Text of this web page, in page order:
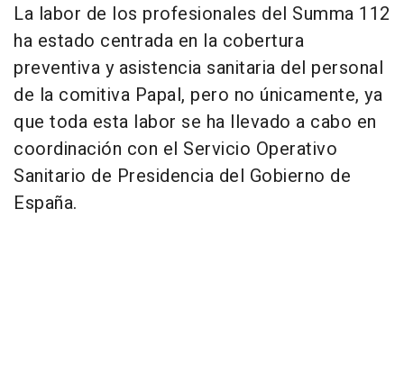
La labor de los profesionales del Summa 112
ha estado centrada en la cobertura
preventiva y asistencia sanitaria del personal
de la comitiva Papal, pero no únicamente, ya
que toda esta labor se ha llevado a cabo en
coordinación con el Servicio Operativo
Sanitario de Presidencia del Gobierno de
España.